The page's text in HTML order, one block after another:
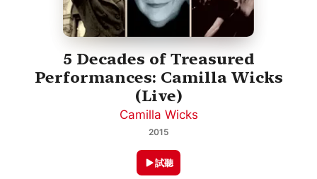
5 Decades of Treasured
Performances: Camilla Wicks
(Live)
Camilla Wicks
2015
試聽